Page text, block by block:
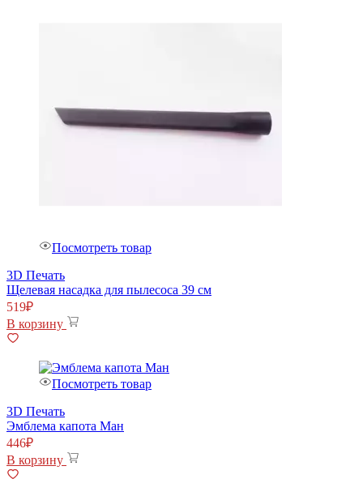
Посмотреть товар
3D Печать
Щелевая насадка для пылесоса 39 см
519₽
В корзину
Посмотреть товар
3D Печать
Эмблема капота Ман
446₽
В корзину